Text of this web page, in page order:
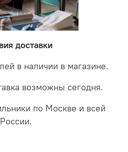
производителю. После
причина поломки и
В этом случае покупая
экономите деньги но еще
и недостаток освещения.
доставки
в наличии в магазине.
возможны сегодня.
по Москве и всей
России.